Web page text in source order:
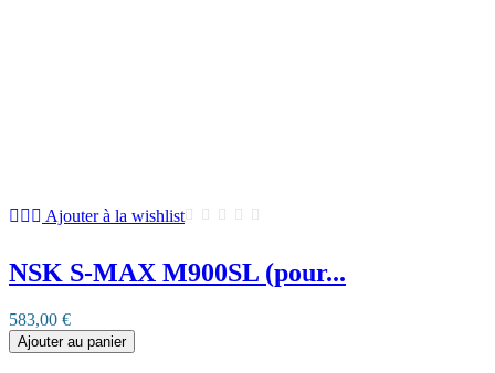
Ajouter à la wishlist
NSK S-MAX M900SL (pour...
583,00 €
Ajouter au panier